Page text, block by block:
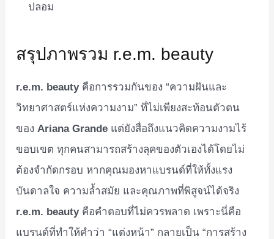
ปลอม
สรุปภาพรวม r.e.m. beauty
r.e.m. beautyคือการรวมกันของ “ความฝันและ
วิทยาศาสตร์แห่งความงาม” ที่ไม่เพียงสะท้อนตัวตน
ของ Ariana Grande แต่ยังสื่อถึงแนวคิดความงามไร้
ขอบเขต ทุกคนสามารถสร้างลุคของตัวเองได้โดยไม่
ต้องจำกัดกรอบ หากคุณมองหาแบรนด์ที่ให้ทั้งแรง
บันดาลใจ ความล้ำสมัย และคุณภาพที่พิสูจน์ได้จริง
r.e.m. beautyคือคำตอบที่ไม่ควรพลาด เพราะนี่คือ
แบรนด์ที่ทำให้คำว่า “แต่งหน้า” กลายเป็น “การสร้าง